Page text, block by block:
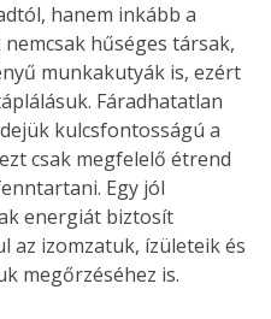
hanem inkább a
hűséges társak,
munkakutyák is, ezért
Fáradhatatlan
kulcsfontosságú a
csak megfelelő étrend
Egy jól
energiát biztosít
az izomzatuk, ízületeik és
megőrzéséhez is.